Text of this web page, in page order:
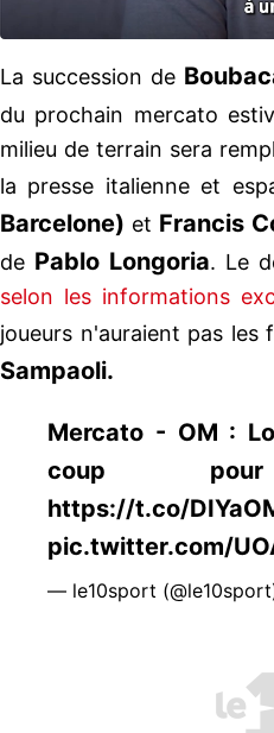
La succession de
du prochain mercato
milieu de terrain sera
la presse italienne et
Barcelone) et Francis
de Pablo Longoria. Le
selon les informations
joueurs n'auraient pas les
Sampaoli.
Mercato - OM :
coup
https://t.co/
pic.twitter.com/
— le10sport